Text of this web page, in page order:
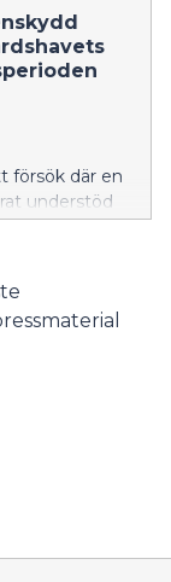
Seutu+
försök där en
understöd
Jordbrukare i
fosforhalten
perioden